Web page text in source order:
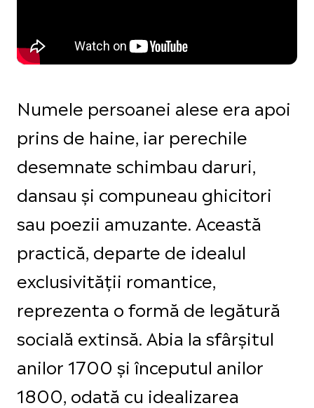
Numele persoanei alese era apoi
prins de haine, iar perechile
desemnate schimbau daruri,
dansau și compuneau ghicitori
sau poezii amuzante. Această
practică, departe de idealul
exclusivității romantice,
reprezenta o formă de legătură
socială extinsă. Abia la sfârșitul
anilor 1700 și începutul anilor
1800, odată cu idealizarea